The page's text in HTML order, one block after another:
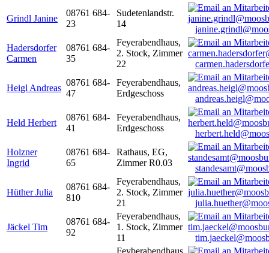
Grindl Janine
08761 684-
23
Sudetenlandstr.
14
Hadersdorfer
Carmen
08761 684-
35
Feyerabendhaus,
2. Stock, Zimmer
22
Heigl Andreas
08761 684-
47
Feyerabendhaus,
Erdgeschoss
Held Herbert
08761 684-
41
Feyerabendhaus,
Erdgeschoss
Holzner
Ingrid
08761 684-
65
Rathaus, EG,
Zimmer R0.03
Hüther Julia
08761 684-
810
Feyerabendhaus,
2. Stock, Zimmer
21
Jäckel Tim
08761 684-
92
Feyerabendhaus,
1. Stock, Zimmer
11
Feyberabendhaus,